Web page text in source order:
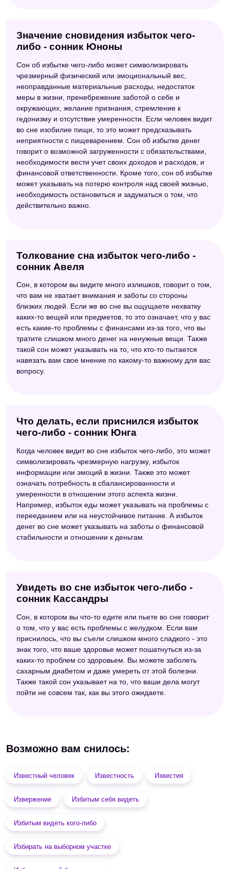
Значение сновидения избыток чего-
либо - сонник Юноны
Сон об избытке чего-либо может символизировать
чрезмерный физический или эмоциональный вес,
неоправданные материальные расходы, недостаток
меры в жизни, пренебрежение заботой о себе и
окружающих, желание признания, стремление к
гедонизму и отсутствие умеренности. Если человек видит
во сне изобилие пищи, то это может предсказывать
неприятности с пищеварением. Сон об избытке денег
говорит о возможной загруженности с обязательствами,
необходимости вести учет своих доходов и расходов, и
финансовой ответственности. Кроме того, сон об избытке
может указывать на потерю контроля над своей жизнью,
необходимость остановиться и задуматься о том, что
действительно важно.
Толкование сна избыток чего-либо -
сонник Авеля
Сон, в котором вы видите много излишков, говорит о том,
что вам не хватает внимания и заботы со стороны
близких людей. Если же во сне вы ощущаете нехватку
каких-то вещей или предметов, то это означает, что у вас
есть какие-то проблемы с финансами из-за того, что вы
тратите слишком много денег на ненужные вещи. Также
такой сон может указывать на то, что кто-то пытается
навязать вам свое мнение по какому-то важному для вас
вопросу.
Что делать, если приснился избыток
чего-либо - сонник Юнга
Когда человек видит во сне избыток чего-либо, это может
символизировать чрезмерную нагрузку, избыток
информации или эмоций в жизни. Также это может
означать потребность в сбалансированности и
умеренности в отношении этого аспекта жизни.
Например, избыток еды может указывать на проблемы с
перееданием или на неустойчивое питание. А избыток
денег во сне может указывать на заботы о финансовой
стабильности и отношении к деньгам.
Увидеть во сне избыток чего-либо -
сонник Кассандры
Сон, в котором вы что-то едите или пьете во сне говорит
о том, что у вас есть проблемы с желудком. Если вам
приснилось, что вы съели слишком много сладкого - это
знак того, что ваше здоровье может пошатнуться из-за
каких-то проблем со здоровьем. Вы можете заболеть
сахарным диабетом и даже умереть от этой болезни.
Также такой сон указывает на то, что ваши дела могут
пойти не совсем так, как вы этого ожидаете.
Возможно вам снилось:
Известный человек Известность Известия
Извержение Избитым себя видеть
Избитым видеть кого-либо
Избирать на выборном участке